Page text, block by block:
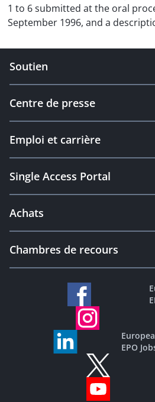
1 to 6 submitted at the oral
September 1996, and a
Soutien
Centre de presse
Emploi et carrière
Single Access Portal
Achats
Chambres de recours
EPO